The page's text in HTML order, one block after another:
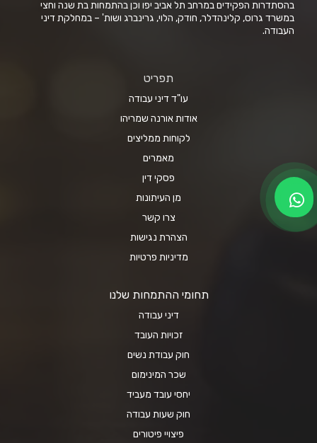
בהסתדרות הפקידים במרחב תל אביב יפו וכן בהתמחות בת שנה וחצי
במשרד גרוס, קלינהדלר, חודק, הלוי, גרינברג ושות' – במחלקת דיני
העבודה.
תפריט
עו"ד דיני עבודה
אודות אורנה שמריהו
לקוחות ממליצים
מאמרים
פסקי דין
מן העיתונות
צרו קשר
הצהרת נגישות
מדיניות פרטיות
תחומי ההתמחות שלנו
דיני עבודה
זכויות העובד
חוק עבודת נשים
שכר המינימום
יחסי עובד מעביד
חוק שעות עבודה
פיצויי פיטורים